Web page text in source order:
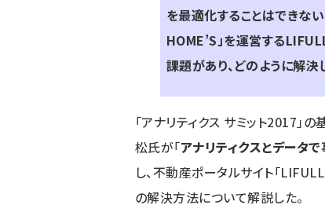
を最適化することはできな
HOME’S 」を運営する
課題があり、どのように解決
「アナリティクス サミット2017」
松氏が「アナリティクスとデータ
し、不動産ポータルサイト「
の解決方法について解説した。